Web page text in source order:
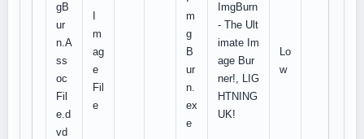
gB
ur
n.A
ss
oc
Fil
e.d
vd
m
ag
e
Fil
e
m
g
B
ur
n.
ex
e
ImgBurn
- The Ult
imate Im
age Bur
ner!, LIG
HTNING
UK!
Lo
w